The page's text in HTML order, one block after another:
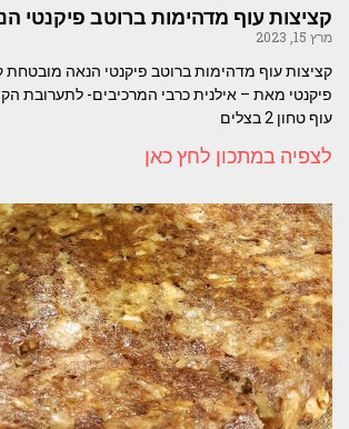
קציצות עוף מדהימות ברוטב פיקנטי
מרץ 15, 2023
קציצות עוף מדהימות ברוטב פיקנטי הנאה מובטחת
פיקנטי מאת – אילנית כרבי המרכיבים- לתערובת
עוף טחון 2 בצלים
לצפיה במתכון לחץ כאן